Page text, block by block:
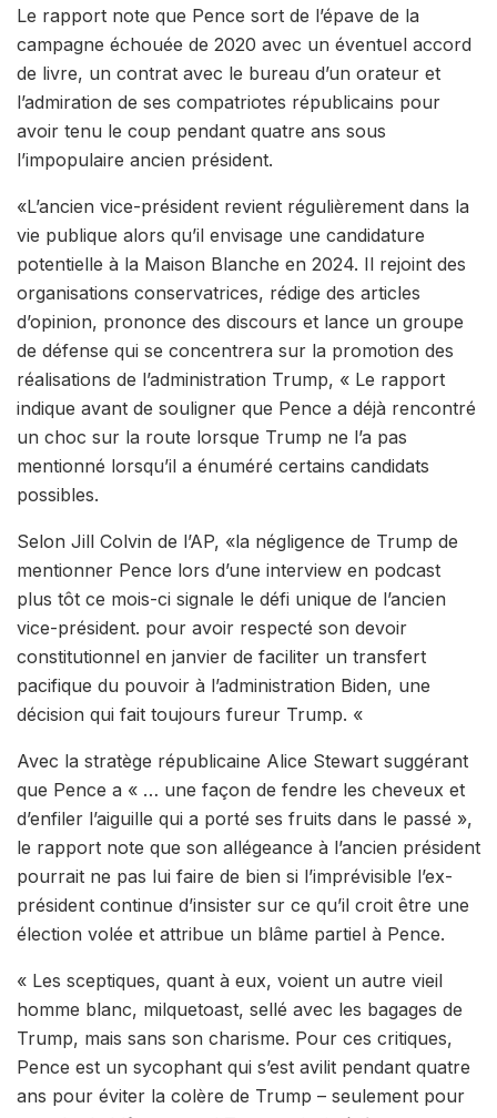
Le rapport note que Pence sort de l’épave de la
campagne échouée de 2020 avec un éventuel accord
de livre, un contrat avec le bureau d’un orateur et
l’admiration de ses compatriotes républicains pour
avoir tenu le coup pendant quatre ans sous
l’impopulaire ancien président.
«L’ancien vice-président revient régulièrement dans la
vie publique alors qu’il envisage une candidature
potentielle à la Maison Blanche en 2024. Il rejoint des
organisations conservatrices, rédige des articles
d’opinion, prononce des discours et lance un groupe
de défense qui se concentrera sur la promotion des
réalisations de l’administration Trump, « Le rapport
indique avant de souligner que Pence a déjà rencontré
un choc sur la route lorsque Trump ne l’a pas
mentionné lorsqu’il a énuméré certains candidats
possibles.
Selon Jill Colvin de l’AP, «la négligence de Trump de
mentionner Pence lors d’une interview en podcast
plus tôt ce mois-ci signale le défi unique de l’ancien
vice-président. pour avoir respecté son devoir
constitutionnel en janvier de faciliter un transfert
pacifique du pouvoir à l’administration Biden, une
décision qui fait toujours fureur Trump. «
Avec la stratège républicaine Alice Stewart suggérant
que Pence a « … une façon de fendre les cheveux et
d’enfiler l’aiguille qui a porté ses fruits dans le passé »,
le rapport note que son allégeance à l’ancien président
pourrait ne pas lui faire de bien si l’imprévisible l’ex-
président continue d’insister sur ce qu’il croit être une
élection volée et attribue un blâme partiel à Pence.
« Les sceptiques, quant à eux, voient un autre vieil
homme blanc, milquetoast, sellé avec les bagages de
Trump, mais sans son charisme. Pour ces critiques,
Pence est un sycophant qui s’est avilit pendant quatre
ans pour éviter la colère de Trump – seulement pour